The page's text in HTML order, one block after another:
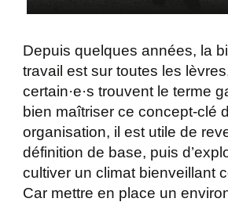
Depuis quelques années, la
travail est sur toutes les
certain·e·s trouvent le terme
bien maîtriser ce concept-clé
organisation, il est utile de
définition de base, puis
cultiver un climat bienveillant
Car mettre en place un